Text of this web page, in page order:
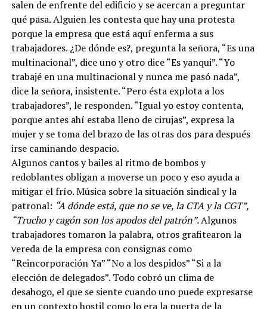
salen de enfrente del edificio y se acercan a preguntar
qué pasa. Alguien les contesta que hay una protesta
porque la empresa que está aquí enferma a sus
trabajadores. ¿De dónde es?, pregunta la señora, “Es una
multinacional”, dice uno y otro dice “Es yanqui”. “Yo
trabajé en una multinacional y nunca me pasó nada”,
dice la señora, insistente. “Pero ésta explota a los
trabajadores”, le responden. “Igual yo estoy contenta,
porque antes ahí estaba lleno de cirujas”, expresa la
mujer y se toma del brazo de las otras dos para después
irse caminando despacio.
Algunos cantos y bailes al ritmo de bombos y
redoblantes obligan a moverse un poco y eso ayuda a
mitigar el frío. Música sobre la situación sindical y la
patronal: “A dónde está, que no se ve, la CTA y la CGT”,
“Trucho y cagón son los apodos del patrón”.Algunos
trabajadores tomaron la palabra, otros grafitearon la
vereda de la empresa con consignas como
“Reincorporación Ya” “No a los despidos” “Si a la
elección de delegados”. Todo cobró un clima de
desahogo, el que se siente cuando uno puede expresarse
en un contexto hostil como lo era la puerta de la